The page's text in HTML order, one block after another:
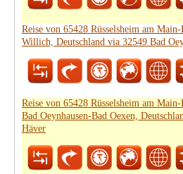
Reise von 65428 Rüsselsheim am
Willich, Deutschland via 32549 Bad
Reise von 65428 Rüsselsheim am
Bad Oeynhausen-Bad Oexen,
Häver